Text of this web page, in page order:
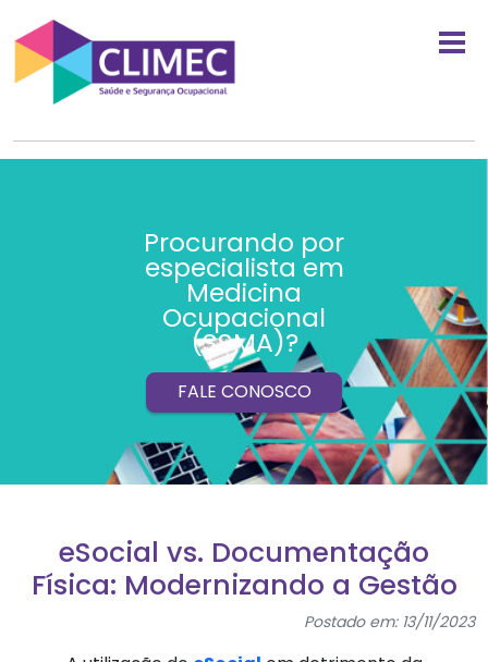
Procurando por
especialista em
Medicina
Ocupacional
(SSMA)?
FALE CONOSCO
eSocial vs. Documentação
Física: Modernizando a Gestão
Postado em: 13/11/2023